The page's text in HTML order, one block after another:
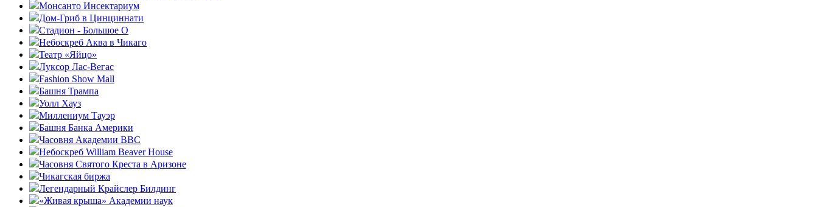
Монсанто Инсектариум
Дом-Гриб в Цинциннати
Стадион - Большое О
Небоскреб Аква в Чикаго
Театр «Яйцо»
Луксор Лас-Вегас
Fashion Show Mall
Башня Трампа
Уолл Хауз
Миллениум Тауэр
Башня Банка Америки
Часовня Академии ВВС
Небоскреб William Beaver House
Часовня Святого Креста в Аризоне
Чикагская биржа
Легендарный Крайслер Билдинг
«Живая крыша» Академии наук